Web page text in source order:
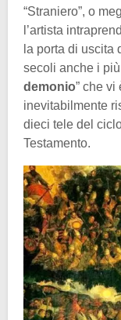
“Straniero”, o
l’artista
la porta di uscita
secoli anche i
demonio” che vi
inevitabilmente
dieci tele del
Testamento.